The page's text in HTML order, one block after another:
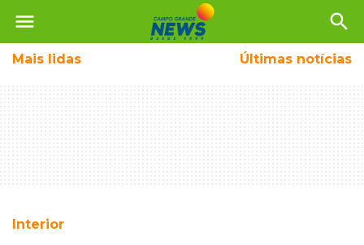
menu search
Mais lidas Últimas notícias
Interior